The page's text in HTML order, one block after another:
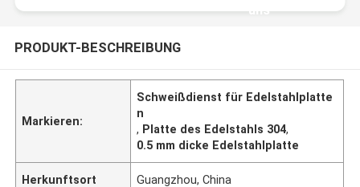
uns
PRODUKT-BESCHREIBUNG
Markieren:
Schweißdienst für Edelstahlplatte
n
, Platte des Edelstahls 304,
0.5 mm dicke Edelstahlplatte
Herkunftsort Guangzhou, China